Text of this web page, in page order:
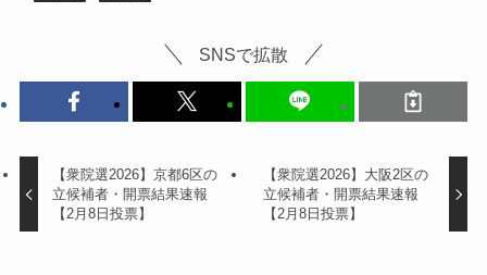
SNSで拡散
【衆院選2026】京都6区の
立候補者・開票結果速報
【2月8日投票】
【衆院選2026】大阪2区の
立候補者・開票結果速報
【2月8日投票】